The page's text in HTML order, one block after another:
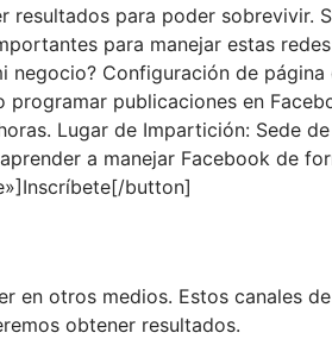
resultados para poder sobrevivir.
para manejar estas
Configuración de página
programar publicaciones en
Lugar de Impartición: Sede
a manejar Facebook de
button]
en otros medios. Estos canales de
obtener resultados.